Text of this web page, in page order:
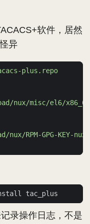
软件，居然
异
录操作日志，不是